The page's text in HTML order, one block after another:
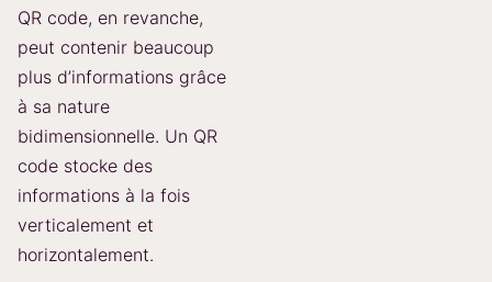
QR code, en revanche,
peut contenir beaucoup
plus d’informations grâce
à sa nature
bidimensionnelle. Un QR
code stocke des
informations à la fois
verticalement et
horizontalement.